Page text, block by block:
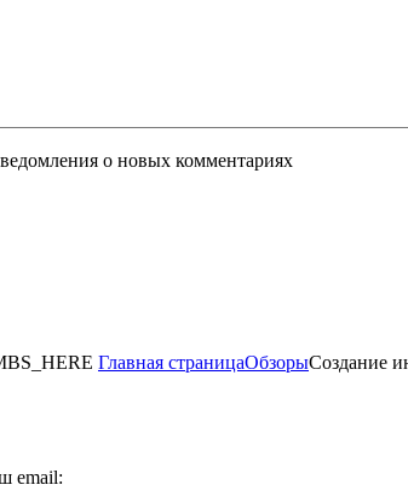
о новых комментариях
Главная страницаОбзорыСоздание
email: